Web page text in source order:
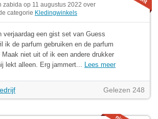
zabida op 11 augustus 2022 over
categorie Kledingwinkels
verjaardag een gist set van Guess
ik de parfum gebruiken en de parfum
niet uit of ik een andere drukker
lekt alleen. Erg jammert... Lees meer
Gelezen 248